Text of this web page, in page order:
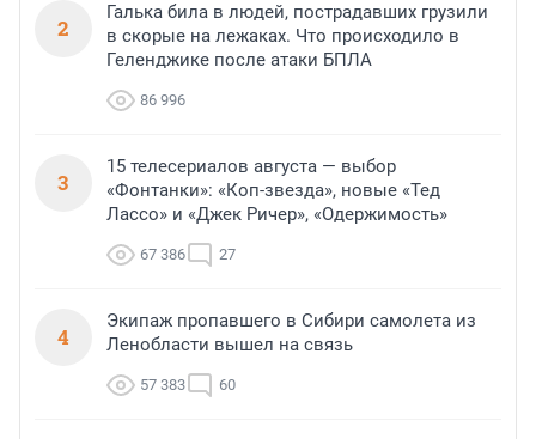
2
Галька била в людей, пострадавших грузили
в скорые на лежаках. Что происходило в
Геленджике после атаки БПЛА
86 996
3
15 телесериалов августа — выбор
«Фонтанки»: «Коп-звезда», новые «Тед
Лассо» и «Джек Ричер», «Одержимость»
67 386 27
4
Экипаж пропавшего в Сибири самолета из
Ленобласти вышел на связь
57 383 60